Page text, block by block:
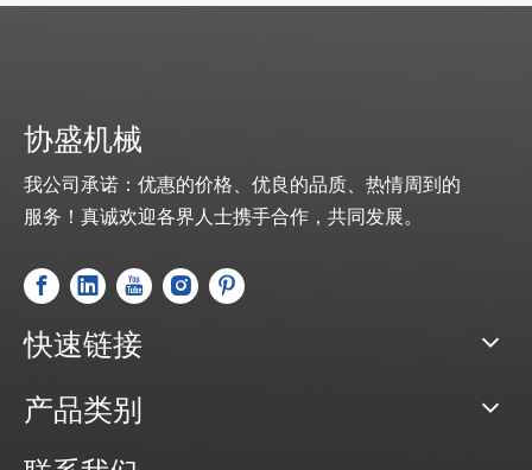
协盛机械
我公司承诺：优惠的价格、优良的品质、热情周到的
服务！真诚欢迎各界人士携手合作，共同发展。
快速链接
产品类别